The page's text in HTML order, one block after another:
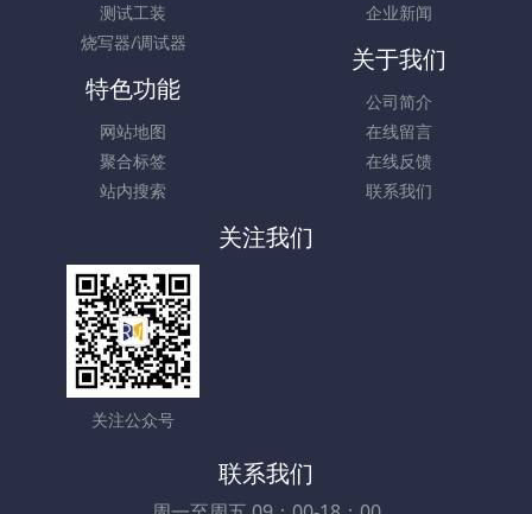
测试工装
烧写器/调试器
企业新闻
关于我们
公司简介
在线留言
在线反馈
联系我们
特色功能
网站地图
聚合标签
站内搜索
关注我们
关注公众号
联系我们